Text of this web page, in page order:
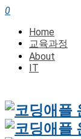
0
Home
교육과정
About
IT